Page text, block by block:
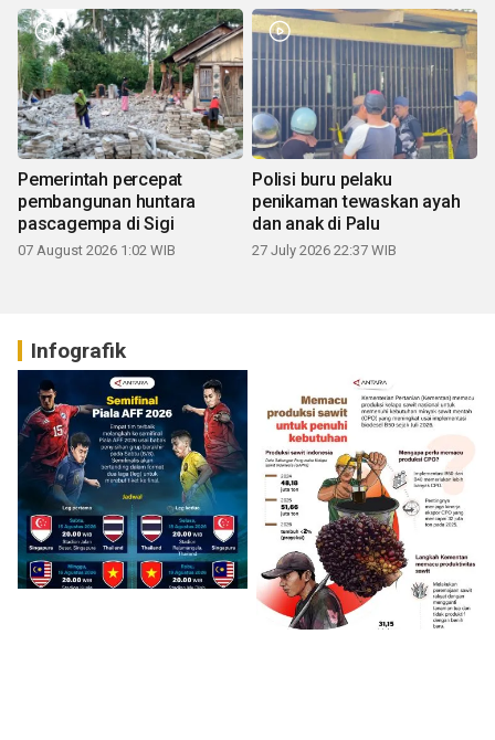
Pemerintah percepat
pembangunan huntara
pascagempa di Sigi
07 August 2026 1:02 WIB
Polisi buru pelaku
penikaman tewaskan ayah
dan anak di Palu
27 July 2026 22:37 WIB
Infografik